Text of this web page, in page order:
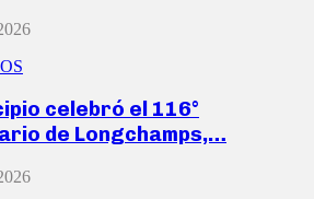
celebró el 116°
de Longchamps,…